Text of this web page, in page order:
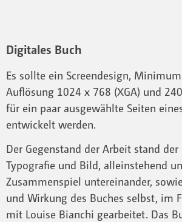
Digitales Buch
Es sollte ein Screendesign,
Auflösung 1024 x 768 (XGA) und
für ein paar ausgewählte Seiten
entwickelt werden.
Der Gegenstand der Arbeit stand
Typografie und Bild, alleinstehend
Zusammenspiel untereinander,
und Wirkung des Buches selbst, im
mit Louise Bianchi gearbeitet. Das